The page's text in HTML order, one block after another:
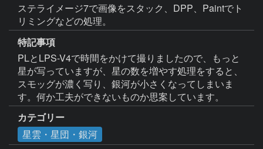
ステライメージ7で画像をスタック、DPP、Paintでト
リミングなどの処理。
特記事項
PLとLPS-V4で時間をかけて撮りましたので、もっと
星が写っていますが、星の数を増やす処理をすると、
スモッグが濃く写り、銀河が小さくなってしまいま
す。何か工夫ができないものか思案しています。
カテゴリー
星雲・星団・銀河